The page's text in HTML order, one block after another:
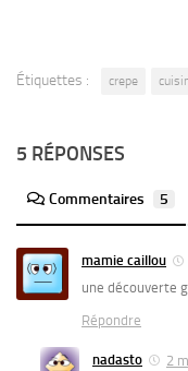
Étiquettes : crepe
5 RÉPONSES
Commentaires 5
mamie caillou
une découverte
Répondre
nadasto
2